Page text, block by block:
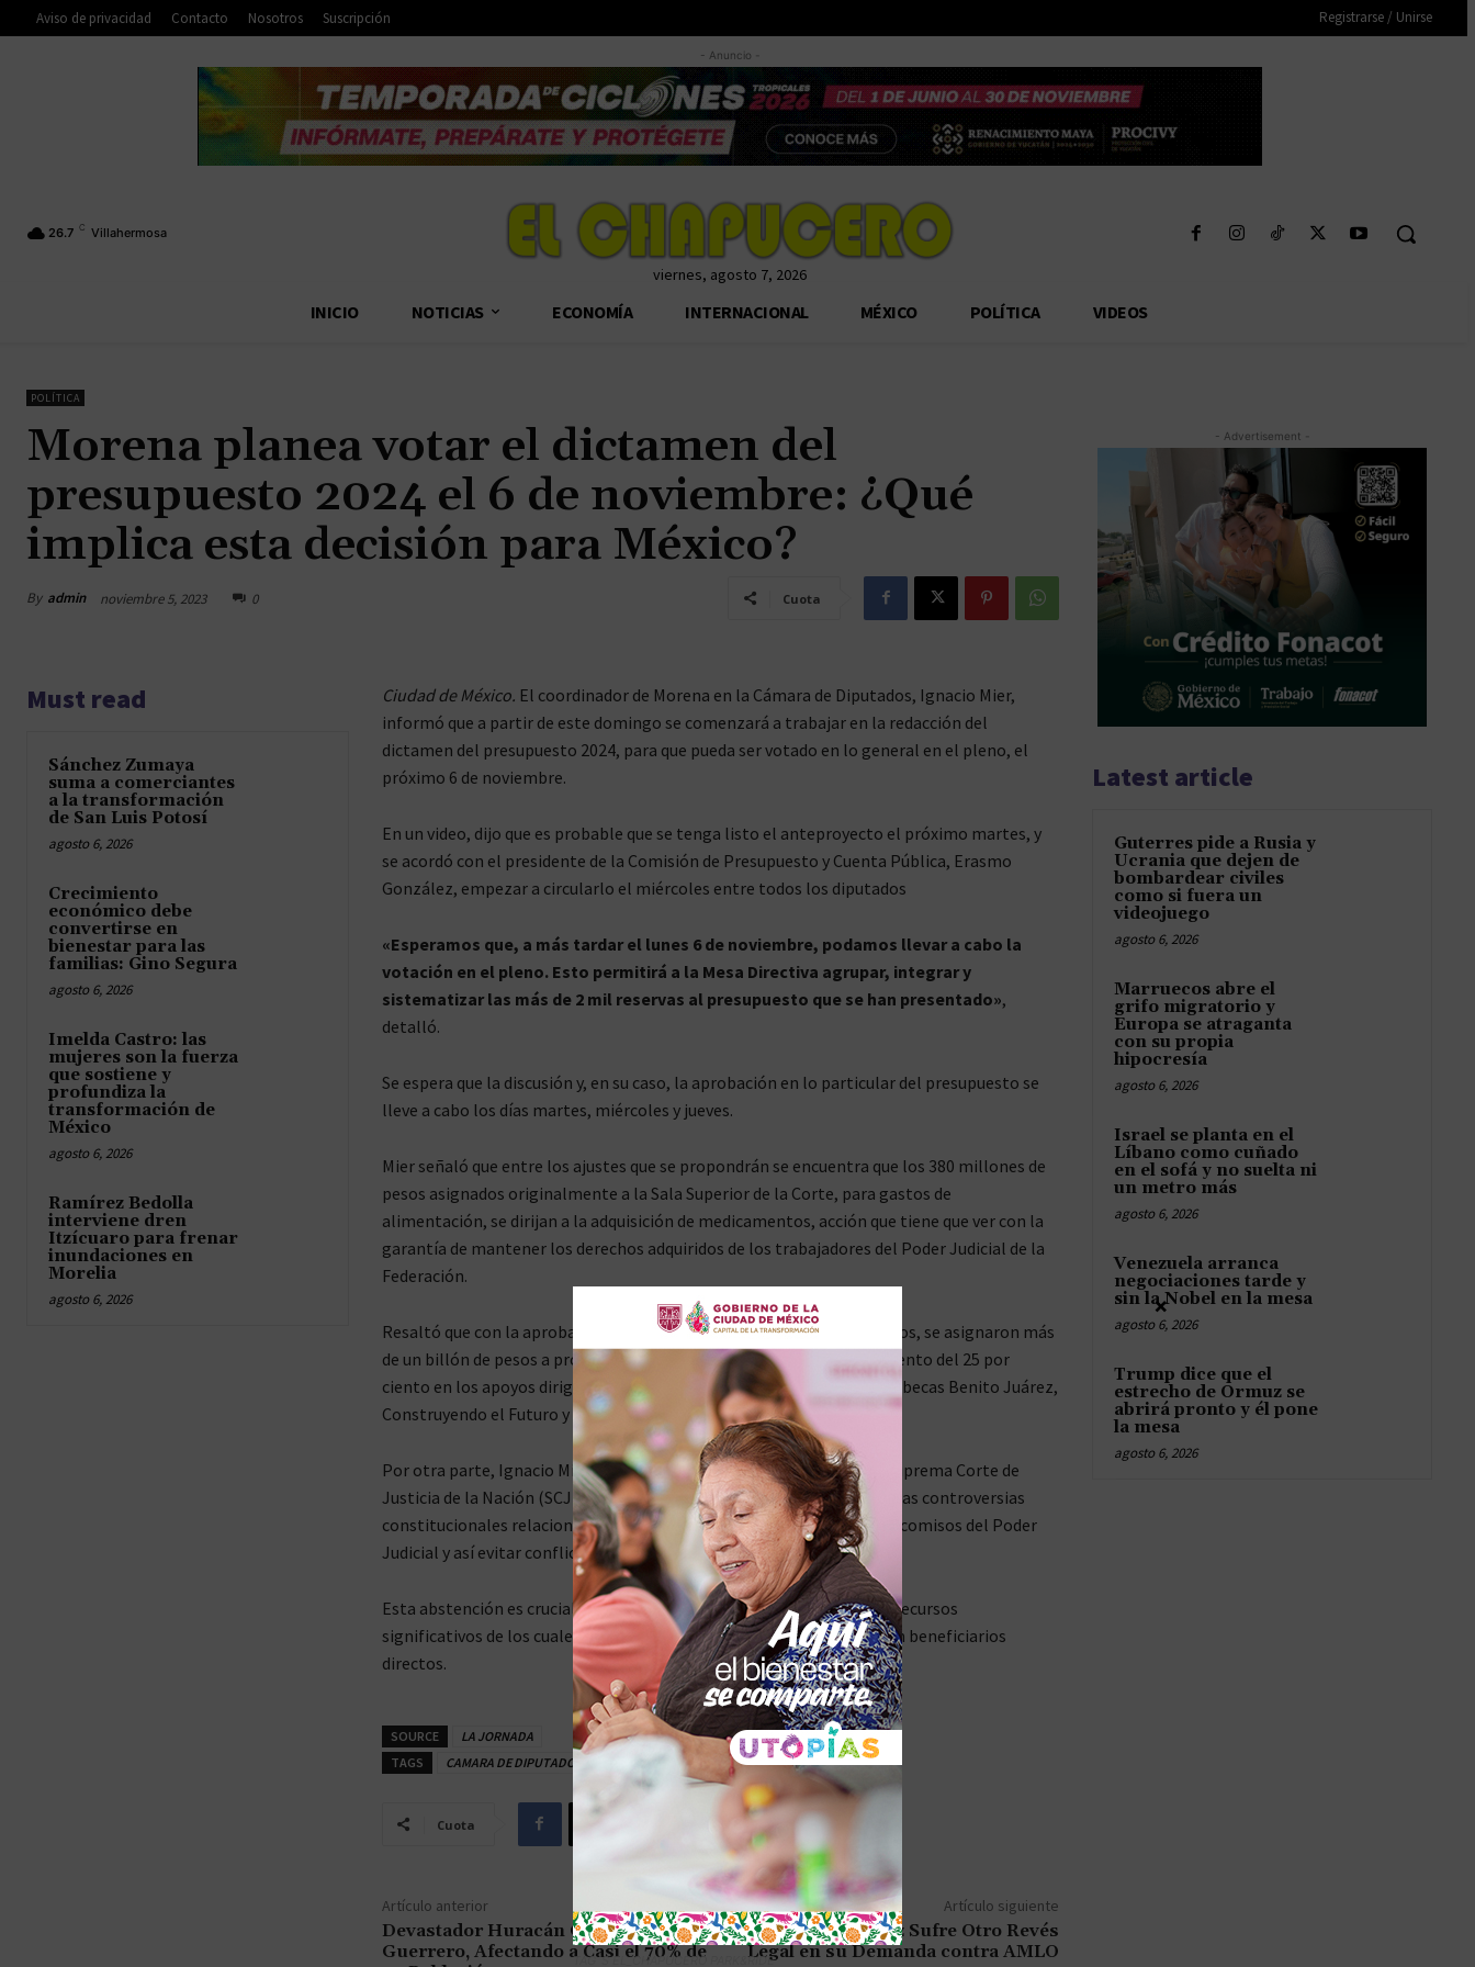
Aviso de privacidad Contacto Nosotros Suscripción Registrarse / Unirse
- Anuncio -
26.7 C Villahermosa
viernes, agosto 7, 2026
INICIO NOTICIAS ECONOMÍA INTERNACIONAL MÉXICO POLÍTICA VIDEOS
POLÍTICA
Morena planea votar el dictamen del
presupuesto 2024 el 6 de noviembre: ¿Qué
implica esta decisión para México?
By admin noviembre 5, 2023 0 Cuota
Must read
Sánchez Zumaya
suma a comerciantes
a la transformación
de San Luis Potosí
agosto 6, 2026
Crecimiento
económico debe
convertirse en
bienestar para las
familias: Gino Segura
agosto 6, 2026
Imelda Castro: las
mujeres son la fuerza
que sostiene y
profundiza la
transformación de
México
agosto 6, 2026
Ramírez Bedolla
interviene dren
Itzícuaro para frenar
inundaciones en
Morelia
agosto 6, 2026
Ciudad de México. El coordinador de Morena en la Cámara de Diputados, Ignacio Mier,
informó que a partir de este domingo se comenzará a trabajar en la redacción del
dictamen del presupuesto 2024, para que pueda ser votado en lo general en el pleno, el
próximo 6 de noviembre.
En un video, dijo que es probable que se tenga listo el anteproyecto el próximo martes, y
se acordó con el presidente de la Comisión de Presupuesto y Cuenta Pública, Erasmo
González, empezar a circularlo el miércoles entre todos los diputados
«Esperamos que, a más tardar el lunes 6 de noviembre, podamos llevar a cabo la
votación en el pleno. Esto permitirá a la Mesa Directiva agrupar, integrar y
sistematizar las más de 2 mil reservas al presupuesto que se han presentado»,
detalló.
Se espera que la discusión y, en su caso, la aprobación en lo particular del presupuesto se
lleve a cabo los días martes, miércoles y jueves.
Mier señaló que entre los ajustes que se propondrán se encuentra que los 380 millones de
pesos asignados originalmente a la Sala Superior de la Corte, para gastos de
alimentación, se dirijan a la adquisición de medicamentos, acción que tiene que ver con la
garantía de mantener los derechos adquiridos de los trabajadores del Poder Judicial de la
Federación.
Resaltó que con la aprobación de la Ley de Ingresos y la Ley de Derechos, se asignaron más
de un billón de pesos a programas sociales. Esto garantiza un incremento del 25 por
ciento en los apoyos dirigidos a adultos mayores y discapacitados, las becas Benito Juárez,
Construyendo el Futuro y Sembrando Vida.
Por otra parte, Ignacio Mier Velazco enfatizó la necesidad de que la Suprema Corte de
Justicia de la Nación (SCJN) se excuse de participar en la discusión de las controversias
constitucionales relacionadas con la desaparición de 13 de los 14 fideicomisos del Poder
Judicial y así evitar conflictos se interés.
Esta abstención es crucial ya que los fideicomisos están vinculados a recursos
significativos de los cuales los ministros y magistrados de la SCJN son beneficiarios
directos.
SOURCE
LA JORNADA
TAGS
CAMARA DE DIPUTADOS DICTAMEN MORENA VOTOS
Cuota
Artículo anterior
Devastador Huracán Golpea a
Guerrero, Afectando a Casi el 70% de
Artículo siguiente
Xóchitl Gálvez Sufre Otro Revés
Legal en su Demanda contra AMLO
- Advertisement -
Latest article
Guterres pide a Rusia y
Ucrania que dejen de
bombardear civiles
como si fuera un
videojuego
agosto 6, 2026
Marruecos abre el
grifo migratorio y
Europa se atraganta
con su propia
hipocresía
agosto 6, 2026
Israel se planta en el
Líbano como cuñado
en el sofá y no suelta ni
un metro más
agosto 6, 2026
Venezuela arranca
negociaciones tarde y
sin la Nobel en la mesa
agosto 6, 2026
Trump dice que el
estrecho de Ormuz se
abrirá pronto y él pone
la mesa
agosto 6, 2026
TAG´S EL_CHAPUCERO PARK&RIDE
×